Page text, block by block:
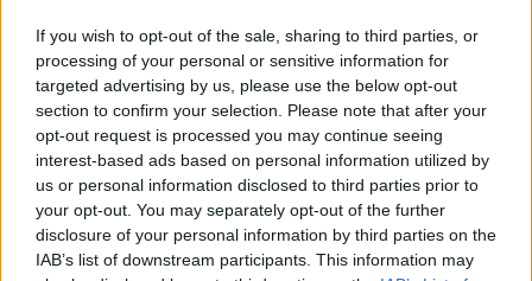
If you wish to opt-out of the sale, sharing to third parties, or
processing of your personal or sensitive information for
targeted advertising by us, please use the below opt-out
section to confirm your selection. Please note that after your
opt-out request is processed you may continue seeing
interest-based ads based on personal information utilized by
us or personal information disclosed to third parties prior to
your opt-out. You may separately opt-out of the further
disclosure of your personal information by third parties on the
IAB’s list of downstream participants. This information may
Portfolio Investment Day 2026Október 21-én jön a Portfolio
Investment Day 2026, ahol a piac vezető szakértőivel
keressük a választ a befektetőket leginkább foglalkoztató
kérdésekre. Meddig tarthat az AI-rali, kik lehetnek a
következő évek nyertesei, mire számíthatunk a részvény-,
kötvény-, nyersanyag- és kriptopiacokon, és hogyan
érdemes portfóliót építeni egy gyorsan változó...